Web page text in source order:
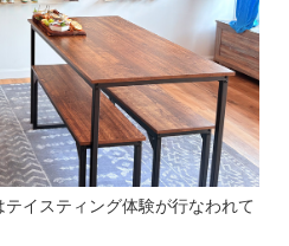
イスティング体験が行なわれて